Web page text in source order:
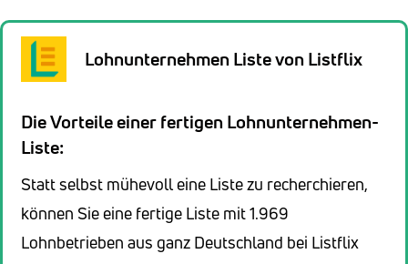
Lohnunternehmen Liste von Listflix
Die Vorteile einer fertigen Lohnunternehmen-
Liste:
Statt selbst mühevoll eine Liste zu recherchieren,
können Sie eine fertige Liste mit 1.969
Lohnbetrieben aus ganz Deutschland bei Listflix